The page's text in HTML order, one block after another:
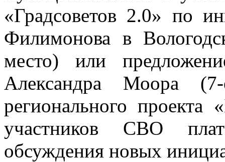
«Градсоветов 2.0» по
Филимонова в
место) или
Александра Моора
регионального проекта
участников СВО
обсуждения новых